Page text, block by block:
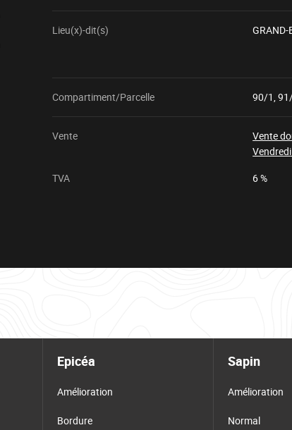
Lieu(x)-dit(s) GRAND-
Compartiment/Parcelle 90/1,
Vente
Vente
TVA 6 %
Epicéa Sapin
Amélioration Amélioration
Bordure Normal